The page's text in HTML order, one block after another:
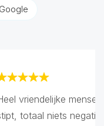
vriendelijke mensen,
totaal niets negatiefs